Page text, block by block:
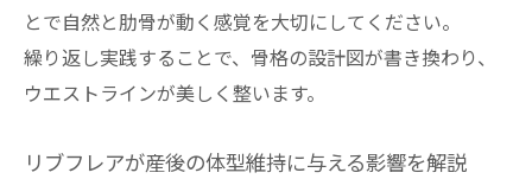
ローチ
骨格矯正のリスクと安全な実践ポイント
とで自然と肋骨が動く感覚を大切にしてください。
繰り返し実践することで、骨格の設計図が書き換わり、
ウエストラインが美しく整います。
リブフレアが産後の体型維持に与える影響を解説